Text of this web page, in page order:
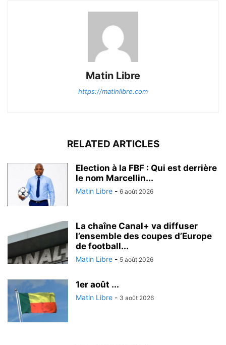
Matin Libre
https://matinlibre.com
RELATED ARTICLES
Election à la FBF : Qui est derrière
le nom Marcellin...
Matin Libre - 6 août 2026
La chaîne Canal+ va diffuser
l’ensemble des coupes d’Europe
de football...
Matin Libre - 5 août 2026
1er août ...
Matin Libre - 3 août 2026